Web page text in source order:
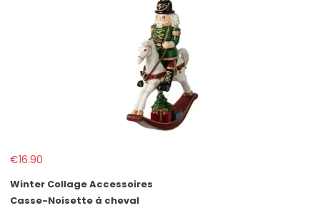
€16.90
Winter Collage Accessoires
Casse-Noisette à cheval